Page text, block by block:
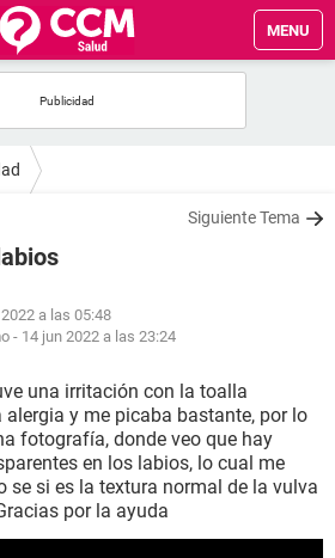
MENU
Siguiente Tema
a las 05:48
- 14 jun 2022 a las 23:24
una irritación con la toalla
y me picaba bastante, por lo
fotografía, donde veo que hay
en los labios, lo cual me
se si es la textura normal de la vulva
por la ayuda